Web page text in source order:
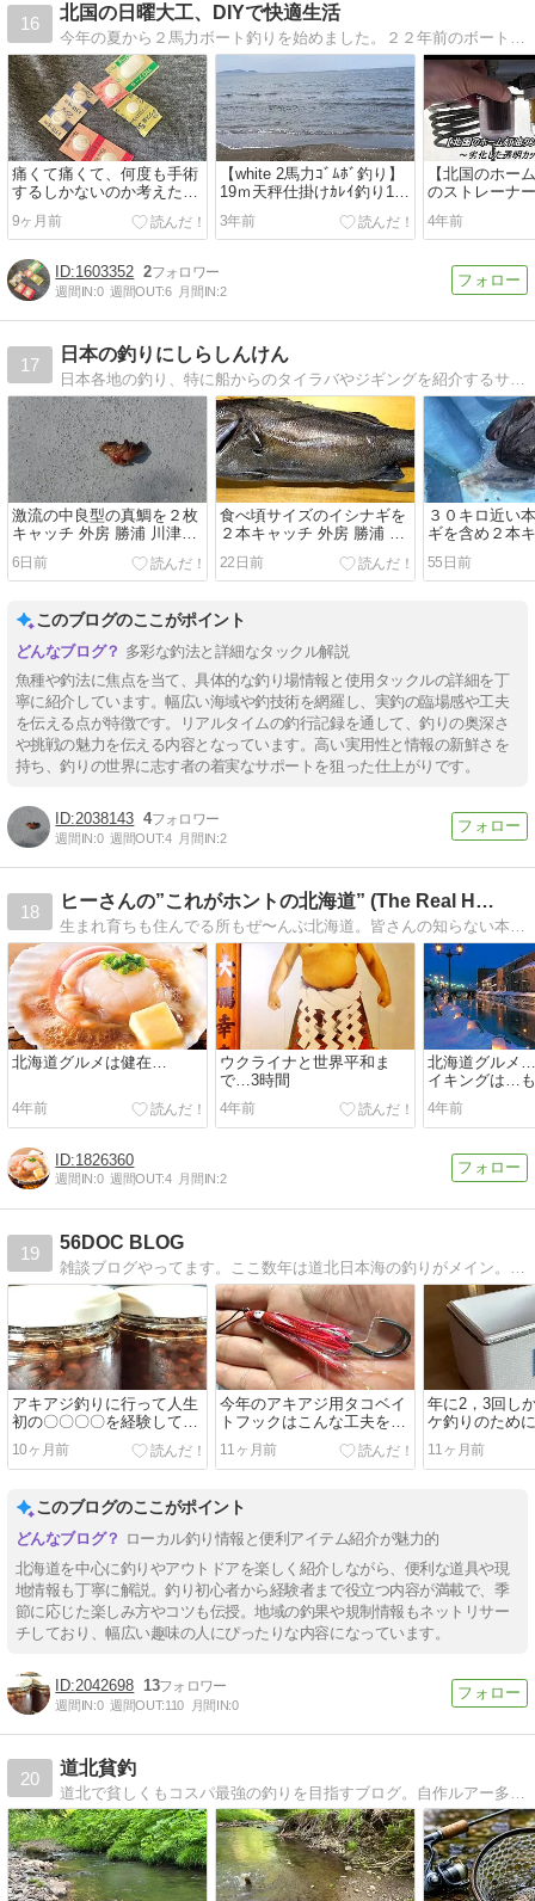
16
北国の日曜大工、DIYで快適生活
今年の夏から２馬力ボート釣りを始めました。２２年前のボートだった！日曜大工と読書本の紹介サイト
痛くて痛くて、何度も手術
するしかないのか考えた腰
部脊柱管狭窄症
9ヶ月前
【white 2馬力ｺﾞﾑﾎﾞ釣り】
19ｍ天秤仕掛けｶﾚｲ釣り120
分。【冷凍cold塩ｲｿﾒで
go!】石狩湾
3年前
【北国のホー
のストレーナ
た透明カップ
4年前
1603352 2
週間IN:0 週間OUT:6 月間IN:2
17
日本の釣りにしらしんけん
日本各地の釣り、特に船からのタイラバやジギングを紹介するサイトです。主に北海道や九州、関東の船釣りをメインに紹介しています。また、おかっぱりからの釣りや淡水の釣り等の記事も載せています。
激流の中良型の真鯛を２枚
キャッチ 外房 勝浦 川津漁
港 とみ丸
6日前
食べ頃サイズのイシナギを
２本キャッチ 外房 勝浦 川
津漁港 基吉丸
22日前
３０キロ近い
ギを含め２本
勝浦 川津漁港
55日前
このブログのここがポイント
多彩な釣法と詳細なタックル解説
魚種や釣法に焦点を当て、具体的な釣り場情報と使用タックルの詳細を丁
寧に紹介しています。幅広い海域や釣技術を網羅し、実釣の臨場感や工夫
を伝える点が特徴です。リアルタイムの釣行記録を通して、釣りの奥深さ
や挑戦の魅力を伝える内容となっています。高い実用性と情報の新鮮さを
持ち、釣りの世界に志す者の着実なサポートを狙った仕上がりです。
2038143 4
週間IN:0 週間OUT:4 月間IN:2
18
ヒーさんの”これがホントの北海道” (The Real H…
北海道グルメは健在…
4年前
ウクライナと世界平和ま
で…3時間
4年前
北海道グルメ
イキングは…
4年前
1826360
週間IN:0 週間OUT:4 月間IN:2
19
56DOC BLOG
アキアジ釣りに行って人生
初の〇〇〇〇を経験してき
10ヶ月前
今年のアキアジ用タコベイ
トフックはこんな工夫をし
てみました
11ヶ月前
年に2，3回し
ケ釣りのため
ボックスに万
めない、なら
い
11ヶ月前
このブログのここがポイント
ローカル釣り情報と便利アイテム紹介が魅力的
北海道を中心に釣りやアウトドアを楽しく紹介しながら、便利な道具や現
地情報も丁寧に解説。釣り初心者から経験者まで役立つ内容が満載で、季
節に応じた楽しみ方やコツも伝授。地域の釣果や規制情報もネットリサー
チしており、幅広い趣味の人にぴったりな内容になっています。
2042698 13
週間IN:0 週間OUT:110 月間IN:0
20
道北貧釣